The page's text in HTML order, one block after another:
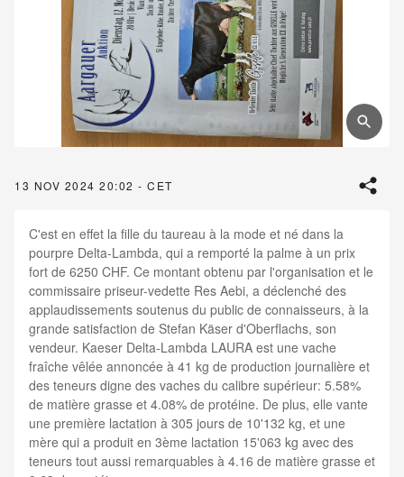
13 NOV 2024 20:02 - CET
C'est en effet la fille du taureau à la mode et né dans la
pourpre Delta-Lambda, qui a remporté la palme à un prix
fort de 6250 CHF. Ce montant obtenu par l'organisation et le
commissaire priseur-vedette Res Aebi, a déclenché des
applaudissements soutenus du public de connaisseurs, à la
grande satisfaction de Stefan Käser d'Oberflachs, son
vendeur. Kaeser Delta-Lambda LAURA est une vache
fraîche vêlée annoncée à 41 kg de production journalière et
des teneurs digne des vaches du calibre supérieur: 5.58%
de matière grasse et 4.08% de protéine. De plus, elle vante
une première lactation à 305 jours de 10'132 kg, et une
mère qui a produit en 3ème lactation 15'063 kg avec des
teneurs tout aussi remarquables à 4.16 de matière grasse et